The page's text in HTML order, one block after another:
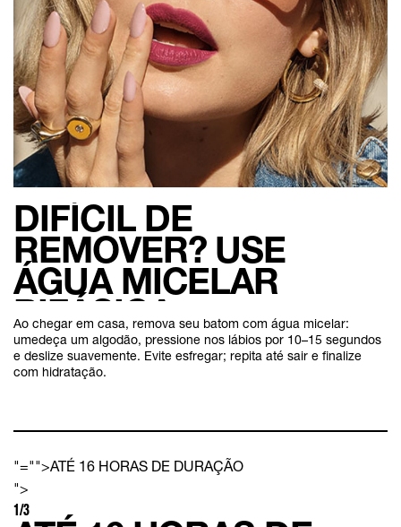
DIFÍCIL DE
REMOVER? USE
ÁGUA MICELAR
BIFÁSICA
Ao chegar em casa, remova seu batom com água micelar:
umedeça um algodão, pressione nos lábios por 10–15 segundos
e deslize suavemente. Evite esfregar; repita até sair e finalize
com hidratação.
"="">ATÉ 16 HORAS DE DURAÇÃO
">
1/3